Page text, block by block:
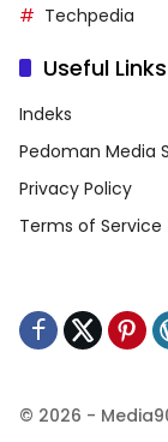
Techpedia
Useful Links
Indeks
Pedoman Media
Privacy Policy
Terms of Service
© 2026 -